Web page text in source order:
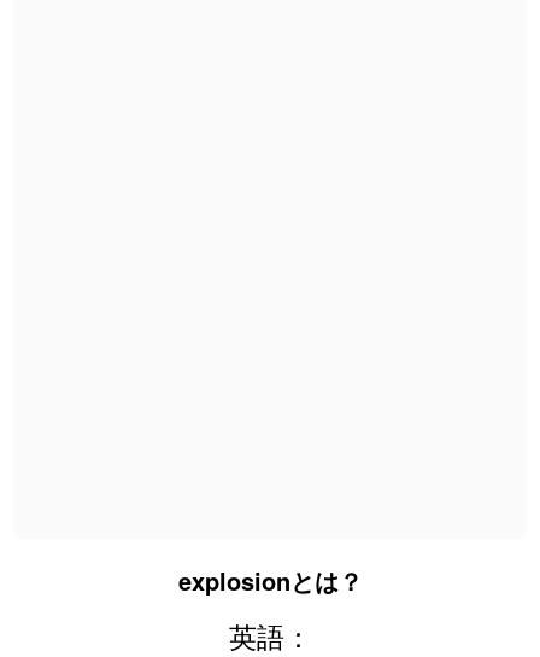
explosionとは？
英語：